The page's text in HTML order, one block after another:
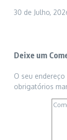
30 de Julho,
Deixe um
O seu
obrigatórios